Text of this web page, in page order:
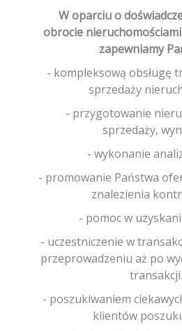
W oparciu o
obrocie
zapewniamy
- kompleksową obsługę
sprzedaży
- przygotowanie
sprzedaży,
- wykonanie
- promowanie Państwa
znalezienia
- pomoc w
- uczestniczenie w
przeprowadzeniu aż po
transakcji.
- poszukiwaniem
klientów